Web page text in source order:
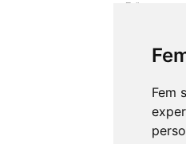
Fem
Enllaços
Mapa web